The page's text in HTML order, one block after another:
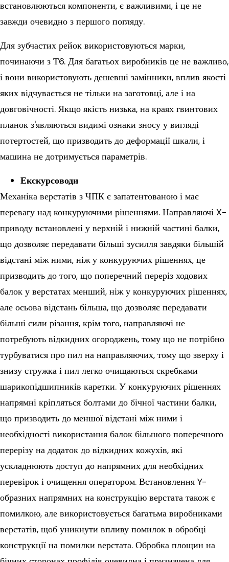
встановлюються компоненти, є важливими, і це не
завжди очевидно з першого погляду.
Для зубчастих рейок використовуються марки,
починаючи з Т6. Для багатьох виробників це не важливо,
і вони використовують дешевші замінники, вплив якості
яких відчувається не тільки на заготовці, але і на
довговічності. Якщо якість низька, на краях гвинтових
планок з'являються видимі ознаки зносу у вигляді
потертостей, що призводить до деформації шкали, і
машина не дотримується параметрів.
Екскурсоводи
Механіка верстатів з ЧПК є запатентованою і має
перевагу над конкуруючими рішеннями. Направляючі X-
приводу встановлені у верхній і нижній частині балки,
що дозволяє передавати більші зусилля завдяки більшій
відстані між ними, ніж у конкуруючих рішеннях, це
призводить до того, що поперечний переріз ходових
балок у верстатах менший, ніж у конкуруючих рішеннях,
але осьова відстань більша, що дозволяє передавати
більші сили різання, крім того, направляючі не
потребують відкидних огороджень, тому що не потрібно
турбуватися про пил на направляючих, тому що зверху і
знизу стружка і пил легко очищаються скребками
шарикопідшипників каретки. У конкуруючих рішеннях
напрямні кріпляться болтами до бічної частини балки,
що призводить до меншої відстані між ними і
необхідності використання балок більшого поперечного
перерізу на додаток до відкидних кожухів, які
ускладнюють доступ до напрямних для необхідних
перевірок і очищення оператором. Встановлення Y-
образних напрямних на конструкцію верстата також є
помилкою, але використовується багатьма виробниками
верстатів, щоб уникнути впливу помилок в обробці
конструкції на помилки верстата. Обробка площин на